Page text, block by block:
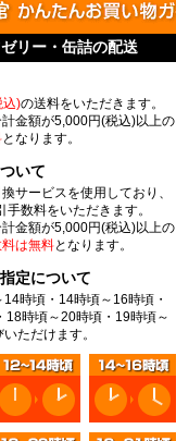
リー ・缶詰の配送
込)の送料をいただきます。
金額が5,000円(税込)以上の
となります。
いて
サービスを使用しており、
手数料をいただきます。
金額が5,000円(税込)以上の
は無料となります。
定について
時頃・14時頃～16時頃・
18時頃～20時頃・19時頃～
ただけます。